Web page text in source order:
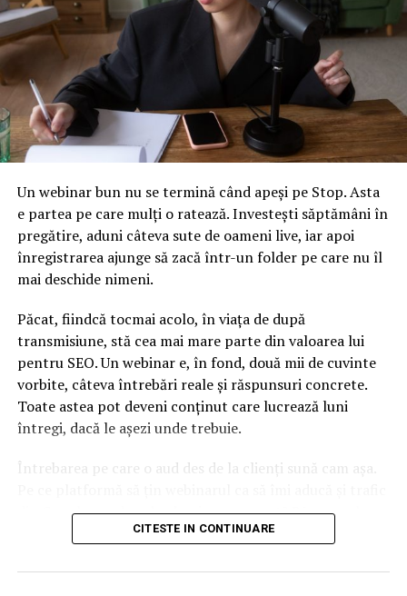
Un webinar bun nu se termină când apeși pe Stop. Asta
e partea pe care mulți o ratează. Investești săptămâni în
pregătire, aduni câteva sute de oameni live, iar apoi
înregistrarea ajunge să zacă într-un folder pe care nu îl
mai deschide nimeni.
Păcat, fiindcă tocmai acolo, în viața de după
transmisiune, stă cea mai mare parte din valoarea lui
pentru SEO. Un webinar e, în fond, două mii de cuvinte
vorbite, câteva întrebări reale și răspunsuri concrete.
Toate astea pot deveni conținut care lucrează luni
întregi, dacă le așezi unde trebuie.
Întrebarea pe care o aud des de la clienți sună cam așa.
din Google, nu doar lead-uri pe moment? Răspunsul
scurt e că platforma contează, dar nu în felul în care
CITESTE IN CONTINUARE